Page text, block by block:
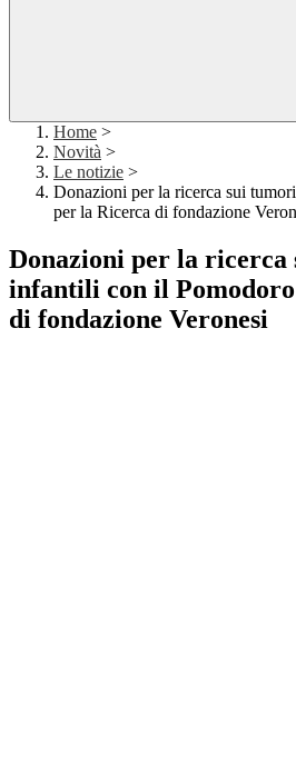
Home >
Novità >
Le notizie >
Donazioni per la ricerca sui
per la Ricerca di fondazione
Donazioni per la
infantili con il
di fondazione Veronesi